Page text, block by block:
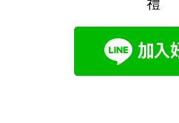
禮